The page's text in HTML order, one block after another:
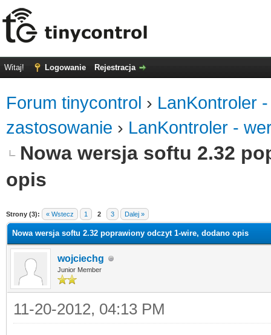
Witaj! Logowanie Rejestracja
Forum tinycontrol › LanKontroler
zastosowanie › LanKontroler -
Nowa wersja softu 2.32
opis
Strony (3): « Wstecz 1 2 3 Dalej »
Nowa wersja softu 2.32 poprawiony odczyt 1-wire, dodano opis
wojciechg
Junior Member
11-20-2012, 04:13 PM